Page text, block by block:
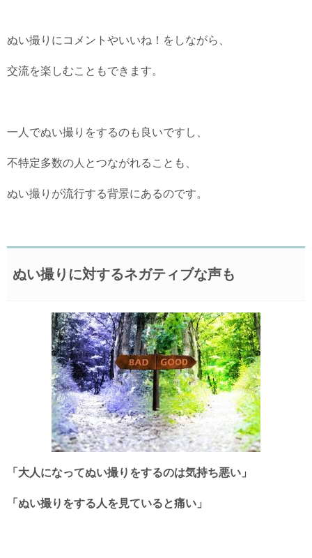
ぬい撮りにコメントやいいね！をしながら、
交流を楽しむこともできます。
一人でぬい撮りをするのも良いですし、
不特定多数の人とつながれることも、
ぬい撮りが流行する背景にあるのです。
ぬい撮りに対するネガティブな声も
「大人になってぬい撮りをするのは気持ち悪い」
「ぬい撮りをする人を見ていると痛い」